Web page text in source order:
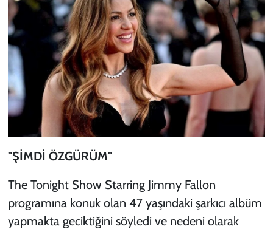
"ŞİMDİ ÖZGÜRÜM"
The Tonight Show Starring Jimmy Fallon
programına konuk olan 47 yaşındaki şarkıcı albüm
yapmakta geciktiğini söyledi ve nedeni olarak